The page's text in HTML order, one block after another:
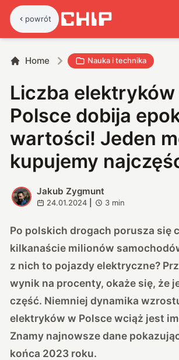
powrót
Home Nauka i technika
Liczba
Polsce dobija
wartości! Jeden
kupujemy
J
Jakub Zygmunt
24.01.2024 3 min
Po polskich drogach porusza się
kilkanaście milionów
z nich to pojazdy elektryczne?
wynik na procenty, okaże się, że
część. Niemniej dynamika
elektryków w Polsce wciąż jest
Znamy najnowsze dane
końca 2023 roku.